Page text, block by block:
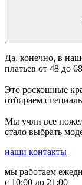
Да, конечно, в
платьев от 48 до
Это роскошные
отбираем
Мы учли все
стало выбрать
наши контакты
мы работаем
с 10:00 до 21:00